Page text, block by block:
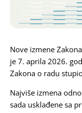
Karijera
Kontakt
Nove izmene
je 7. aprila 2026.
Zakona o radu
Najviše izmena
sada usklađene sa